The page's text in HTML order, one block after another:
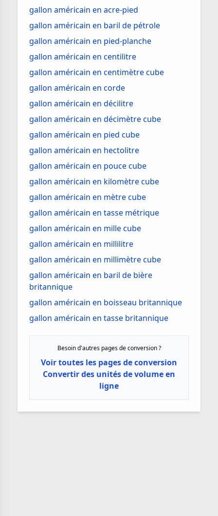
gallon américain en acre-pied
gallon américain en baril de pétrole
gallon américain en pied-planche
gallon américain en centilitre
gallon américain en centimètre cube
gallon américain en corde
gallon américain en décilitre
gallon américain en décimètre cube
gallon américain en pied cube
gallon américain en hectolitre
gallon américain en pouce cube
gallon américain en kilomètre cube
gallon américain en mètre cube
gallon américain en tasse métrique
gallon américain en mille cube
gallon américain en millilitre
gallon américain en millimètre cube
gallon américain en baril de bière
britannique
gallon américain en boisseau britannique
gallon américain en tasse britannique
Besoin d'autres pages de conversion ?
Voir toutes les pages de conversion
Convertir des unités de volume en
ligne